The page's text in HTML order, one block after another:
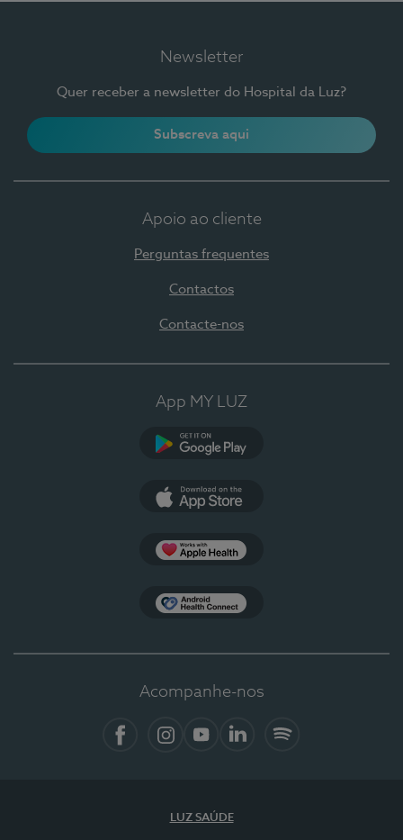
Newsletter
Quer receber a newsletter do Hospital da Luz?
Subscreva aqui
Apoio ao cliente
Perguntas frequentes
Contactos
Contacte-nos
App MY LUZ
Acompanhe-nos
LUZ SAÚDE